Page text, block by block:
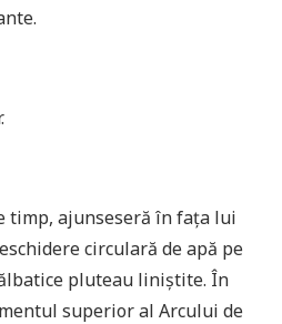
timp, ajunseseră în fața lui
circulară de apă pe
pluteau liniștite. În
superior al Arcului de